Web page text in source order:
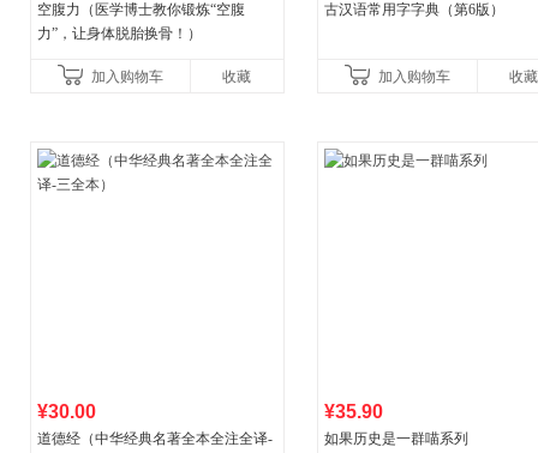
空腹力（医学博士教你锻炼“空腹
力”，让身体脱胎换骨！）
加入购物车 收藏
古汉语常用字字典（第6版）
加入购物车 收藏
¥30.00
道德经（中华经典名著全本全注全译-
¥35.90
如果历史是一群喵系列